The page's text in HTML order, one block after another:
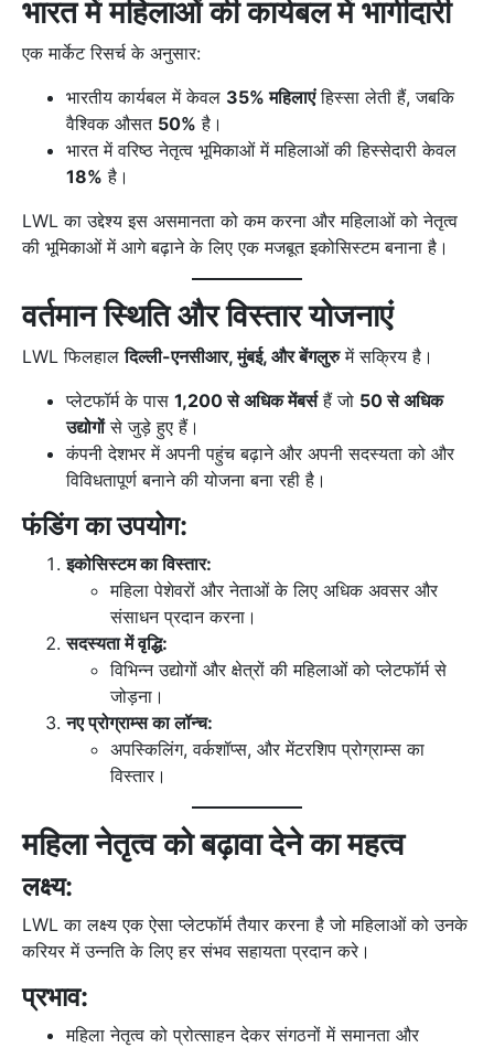
भारत में महिलाओं की कार्यबल में भागीदारी
एक मार्केट रिसर्च के अनुसार:
भारतीय कार्यबल में केवल 35% महिलाएंहिस्सा लेती हैं, जबकि
वैश्विक औसत 50% है।
भारत में वरिष्ठ नेतृत्व भूमिकाओं में महिलाओं की हिस्सेदारी केवल
18% है।
LWL का उद्देश्य इस असमानता को कम करना और महिलाओं को नेतृत्व
की भूमिकाओं में आगे बढ़ाने के लिए एक मजबूत इकोसिस्टम बनाना है।
वर्तमान स्थिति और विस्तार योजनाएं
LWL फिलहालदिल्ली-एनसीआर, मुंबई, और बेंगलुरुमें सक्रिय है।
प्लेटफॉर्म के पास 1,200 से अधिक मेंबर्सहैं जो 50 से अधिक
उद्योगोंसे जुड़े हुए हैं।
कंपनी देशभर में अपनी पहुंच बढ़ाने और अपनी सदस्यता को और
विविधतापूर्ण बनाने की योजना बना रही है।
फंडिंग का उपयोग:
इकोसिस्टम का विस्तार:
महिला पेशेवरों और नेताओं के लिए अधिक अवसर और
संसाधन प्रदान करना।
सदस्यता में वृद्धि:
विभिन्न उद्योगों और क्षेत्रों की महिलाओं को प्लेटफॉर्म से
जोड़ना।
नए प्रोग्राम्स का लॉन्च:
अपस्किलिंग, वर्कशॉप्स, और मेंटरशिप प्रोग्राम्स का
विस्तार।
महिला नेतृत्व को बढ़ावा देने का महत्व
लक्ष्य:
LWL का लक्ष्य एक ऐसा प्लेटफॉर्म तैयार करना है जो महिलाओं को उनके
करियर में उन्नति के लिए हर संभव सहायता प्रदान करे।
प्रभाव:
महिला नेतृत्व को प्रोत्साहन देकर संगठनों में समानता और